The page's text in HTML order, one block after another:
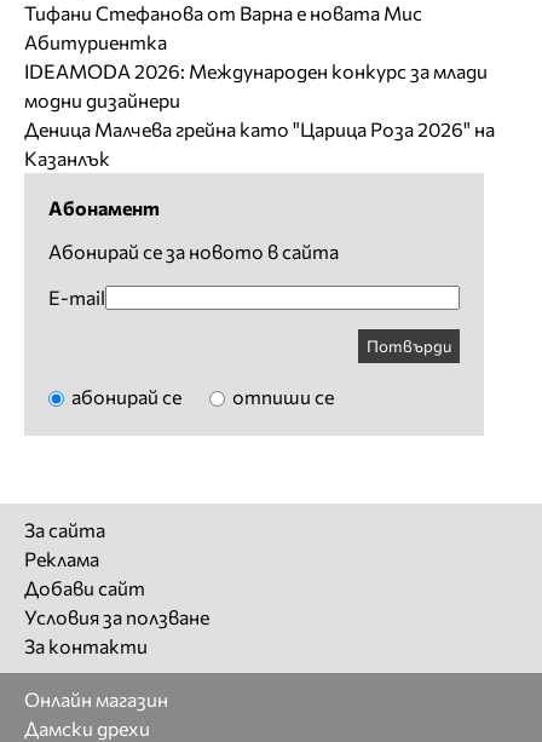
Тифани Стефанова от Варна е новата Мис
Абитуриентка
IDEAMODA 2026: Международен конкурс за млади
модни дизайнери
Деница Малчева грейна като "Царица Роза 2026" на
Казанлък
Абонамент
Абонирай се за новото в сайта
E-mail
Потвърди
абонирай се отпиши се
За сайта
Реклама
Добави сайт
Условия за ползване
За контакти
Онлайн магазин
Дамски дрехи